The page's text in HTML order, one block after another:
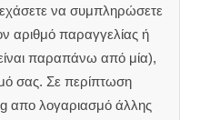
να συμπληρώσετε
αριθμό παραγγελίας ή
παραπάνω από μία),
σας. Σε περίπτωση
απο λογαριασμό άλλης